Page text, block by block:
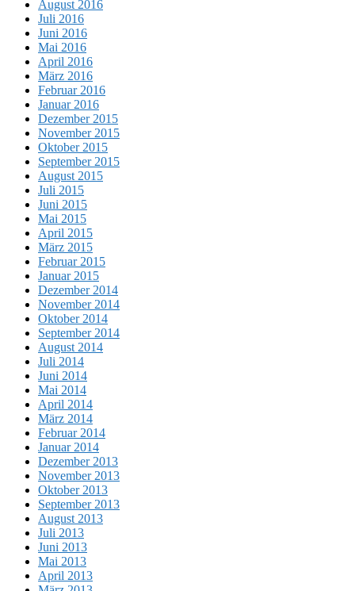
August 2016
Juli 2016
Juni 2016
Mai 2016
April 2016
März 2016
Februar 2016
Januar 2016
Dezember 2015
November 2015
Oktober 2015
September 2015
August 2015
Juli 2015
Juni 2015
Mai 2015
April 2015
März 2015
Februar 2015
Januar 2015
Dezember 2014
November 2014
Oktober 2014
September 2014
August 2014
Juli 2014
Juni 2014
Mai 2014
April 2014
März 2014
Februar 2014
Januar 2014
Dezember 2013
November 2013
Oktober 2013
September 2013
August 2013
Juli 2013
Juni 2013
Mai 2013
April 2013